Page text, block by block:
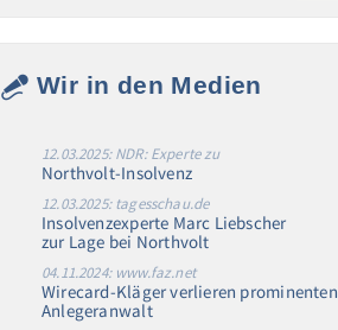
Wir in den Medien
12.03.2025: NDR: Experte zu
Northvolt-Insolvenz
12.03.2025: tagesschau.de
Insolvenzexperte Marc Liebscher
zur Lage bei Northvolt
04.11.2024: www.faz.net
Wirecard-Kläger verlieren prominenten
Anlegeranwalt